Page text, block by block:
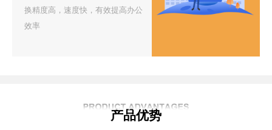
换精度高，速度快，有效提高办公
效率
产品优势